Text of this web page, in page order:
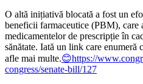
O altă inițiativă blocată a fost un
beneficii farmaceutice (PBM), care
medicamentelor de prescripție în
sănătate. Iată un link care enumeră
afle mai multe.😊https://
congress/senate-bill/127